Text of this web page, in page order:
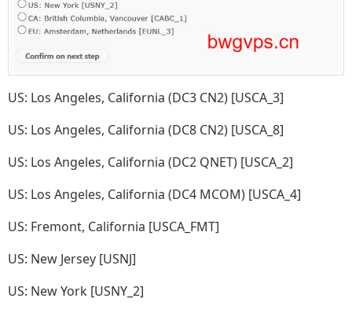
US: Los Angeles, California (DC3 CN2) [USCA_3]
US: Los Angeles, California (DC8 CN2) [USCA_8]
US: Los Angeles, California (DC2 QNET) [USCA_2]
US: Los Angeles, California (DC4 MCOM) [USCA_4]
US: Fremont, California [USCA_FMT]
US: New Jersey [USNJ]
US: New York [USNY_2]